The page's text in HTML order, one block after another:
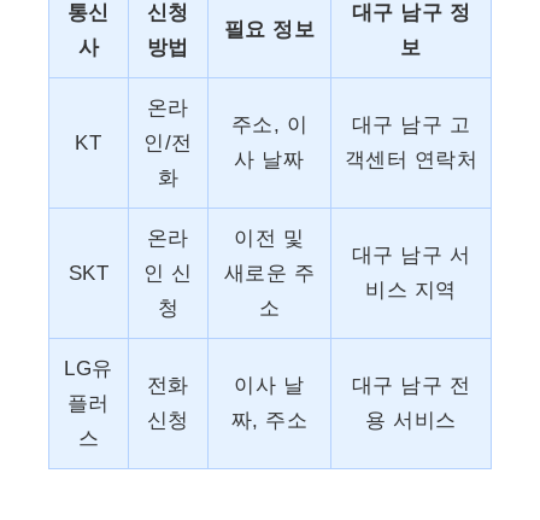
통신
사
신청
방법
필요 정보
대구 남구 정
보
KT
온라
인/전
화
주소, 이
사 날짜
대구 남구 고
객센터 연락처
SKT
온라
인 신
청
이전 및
새로운 주
소
대구 남구 서
비스 지역
LG유
플러
스
전화
신청
이사 날
짜, 주소
대구 남구 전
용 서비스